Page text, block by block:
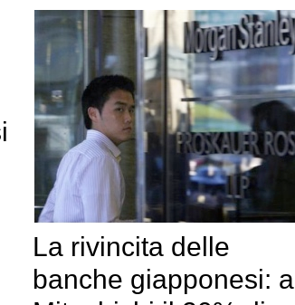
La rivincita delle
banche giapponesi: a